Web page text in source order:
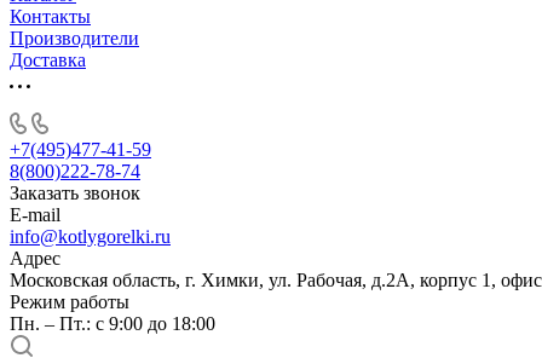
Контакты
Производители
Доставка
+7(495)477-41-59
8(800)222-78-74
Заказать звонок
E-mail
info@kotlygorelki.ru
Адрес
Московская область, г. Химки, ул. Рабочая, д.2А, корпус 1,
Режим работы
Пн. – Пт.: с 9:00 до 18:00